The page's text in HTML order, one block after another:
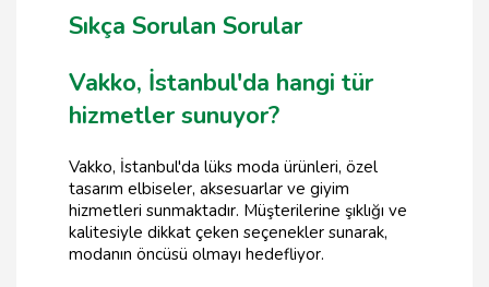
Sıkça Sorulan Sorular
Vakko, İstanbul'da hangi tür
hizmetler sunuyor?
Vakko, İstanbul'da lüks moda ürünleri, özel
tasarım elbiseler, aksesuarlar ve giyim
hizmetleri sunmaktadır. Müşterilerine şıklığı ve
kalitesiyle dikkat çeken seçenekler sunarak,
modanın öncüsü olmayı hedefliyor.